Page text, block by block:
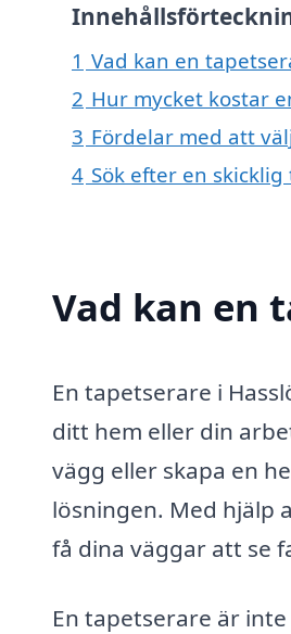
1 Vad kan en
2 Hur mycket kostar
3 Fördelar med att
4 Sök efter en
Vad kan en
En tapetserare i
ditt hem eller din
vägg eller skapa en
lösningen. Med hjälp
få dina väggar att se
En tapetserare är